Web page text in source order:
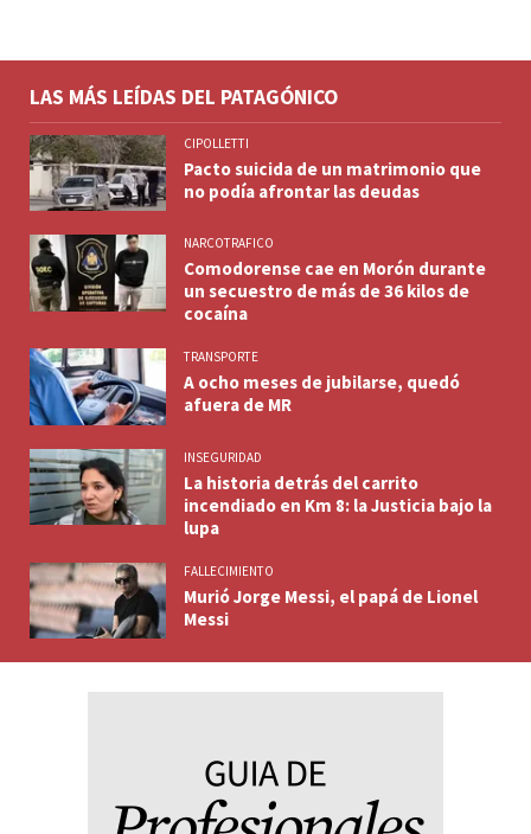
LAS MÁS LEÍDAS DEL PATAGÓNICO
CIPOLLETTI
Pacto suicida de un matrimonio que
no podía afrontar las deudas
NARCOTRAFICO
Comodorense cae en Morón durante
un secuestro de más de 36 kilos de
cocaína
TRANSPORTE
A ocho meses de jubilarse, quedó
afuera de MR
INSEGURIDAD
La historia detrás del carrito
incendiado en Km 8: la Justicia bajo la
lupa
FALLECIMIENTO
Murió Jorge Messi, el papá de Lionel
Messi